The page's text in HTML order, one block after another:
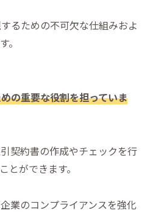
るための不可欠な仕組みおよ
。
の重要な役割を担っていま
契約書の作成やチェックを行
ができます。
業のコンプライアンスを強化